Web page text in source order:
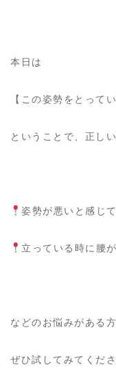
本日は
【この姿勢をとって
ということで、正し
姿勢が悪いと感じ
立っている時に腰
などのお悩みがある
ぜひ試してみてくださ